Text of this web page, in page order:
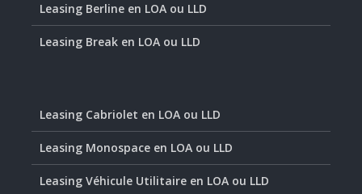
Leasing Berline en LOA ou LLD
Leasing Break en LOA ou LLD
Leasing Cabriolet en LOA ou LLD
Leasing Monospace en LOA ou LLD
Leasing Véhicule Utilitaire en LOA ou LLD